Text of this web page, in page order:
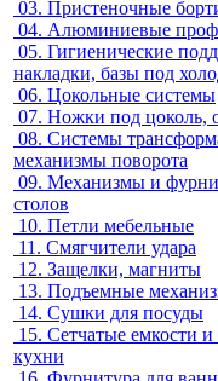
03. Пристеночные
04. Алюминиевые
05. Гигиенические
накладки, базы под
06. Цокольные системы
07. Ножки под цоколь,
08. Системы
механизмы поворота
09. Механизмы и
столов
10. Петли мебельные
11. Смягчители удара
12. Защелки, магниты
13. Подъемные
14. Сушки для посуды
15. Сетчатые емкости
кухни